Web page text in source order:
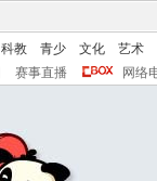
科教 青少 文化
艺术
赛事直播 网络